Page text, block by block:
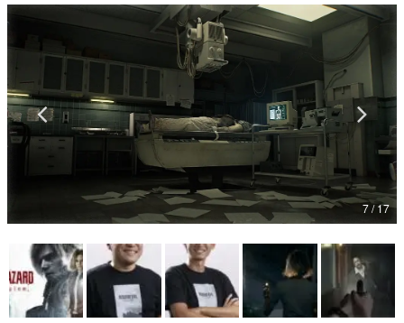
なんでゲームは面白い？
ゲーム開発者・hamatsu氏がゲームの魅力を画面や操作の
具体的な形から解き明かしていく、硬派で骨太な評論連載
ゲームが変えた日本語
「経験値」「裏技」「ラスボス」… ゲームにまつわる言葉
の起源や用法の変遷を、コンピューター文化史研究家・タ
イニーP氏が徹底調査。
カテゴリ
マンガ
女性向け
アプリレビュー
7 / 17